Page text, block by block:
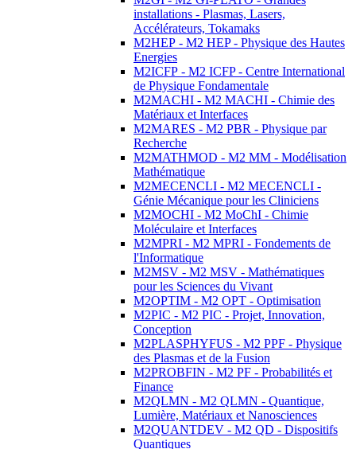
installations - Plasmas, Lasers,
Accélérateurs, Tokamaks
M2HEP - M2 HEP - Physique des Hautes
Energies
M2ICFP - M2 ICFP - Centre International
de Physique Fondamentale
M2MACHI - M2 MACHI - Chimie des
Matériaux et Interfaces
M2MARES - M2 PBR - Physique par
Recherche
M2MATHMOD - M2 MM - Modélisation
Mathématique
M2MECENCLI - M2 MECENCLI -
Génie Mécanique pour les Cliniciens
M2MOCHI - M2 MoChI - Chimie
Moléculaire et Interfaces
M2MPRI - M2 MPRI - Fondements de
l'Informatique
M2MSV - M2 MSV - Mathématiques
pour les Sciences du Vivant
M2OPTIM - M2 OPT - Optimisation
M2PIC - M2 PIC - Projet, Innovation,
Conception
M2PLASPHYFUS - M2 PPF - Physique
des Plasmas et de la Fusion
M2PROBFIN - M2 PF - Probabilités et
Finance
M2QLMN - M2 QLMN - Quantique,
Lumière, Matériaux et Nanosciences
M2QUANTDEV - M2 QD - Dispositifs
Quantiques